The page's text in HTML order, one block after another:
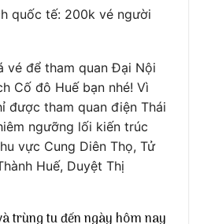
quốc tế: 200k vé người
vé để tham quan Đại Nội
Cố đô Huế bạn nhé! Vì
được tham quan điện Thái
ngưỡng lối kiến trúc
vực Cung Diên Thọ, Tử
Huế, Duyệt Thị
trùng tu đến ngày hôm nay